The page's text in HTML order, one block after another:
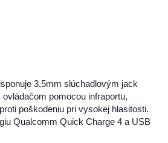
3,5mm slúchadlovým jack
pomocou infraportu,
poškodeniu pri vysokej hlasitosti.
Qualcomm Quick Charge 4 a USB